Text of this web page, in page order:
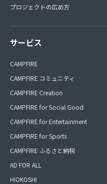
プロジェクトの広め方
サービス
CAMPFIRE
CAMPFIRE コミュニティ
CAMPFIRE Creation
CAMPFIRE for Social Good
CAMPFIRE for Entertainment
CAMPFIRE for Sports
CAMPFIRE ふるさと納税
AD FOR ALL
HIOKOSHI